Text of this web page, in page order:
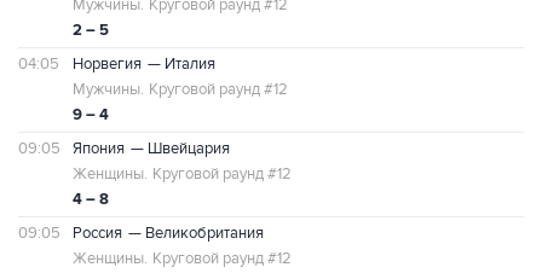
2 – 5
Мужчины. Круговой раунд #12
04:05 Норвегия — Италия
9 – 4
Мужчины. Круговой раунд #12
09:05 Япония — Швейцария
4 – 8
Женщины. Круговой раунд #12
09:05 Россия — Великобритания
Женщины. Круговой раунд #12